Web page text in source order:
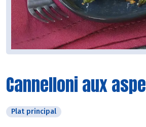
Cannelloni aux
Plat principal